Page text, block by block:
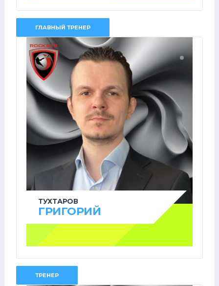
ГЛАВНЫЙ ТРЕНЕР
ТУХТАРОВ
ГРИГОРИЙ
ТРЕНЕР